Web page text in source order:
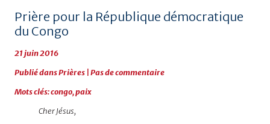
Prière pour la République démocratique
du Congo
21 juin 2016
Publié dansPrières Pas de commentaire
Mots clés:congo,paix
Cher Jésus,